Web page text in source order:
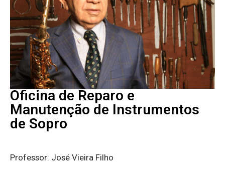
Oficina de Reparo e
Manutenção de Instrumentos
de Sopro
Professor: José Vieira Filho